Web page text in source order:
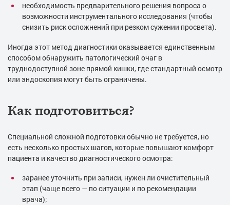
необходимость предварительного решения вопроса о
возможности инструментального исследования (чтобы
снизить риск осложнений при резком сужении просвета).
Иногда этот метод диагностики оказывается единственным
способом обнаружить патологический очаг в
труднодоступной зоне прямой кишки, где стандартный осмотр
или эндоскопия могут быть ограничены.
Как подготовиться?
Специальной сложной подготовки обычно не требуется, но
есть несколько простых шагов, которые повышают комфорт
пациента и качество диагностического осмотра:
заранее уточнить при записи, нужен ли очистительный
этап (чаще всего — по ситуации и по рекомендации
врача);